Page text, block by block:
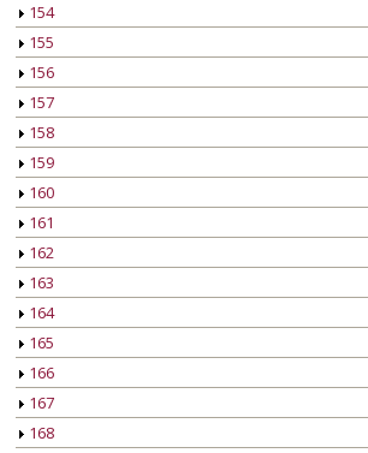
154
155
156
157
158
159
160
161
162
163
164
165
166
167
168